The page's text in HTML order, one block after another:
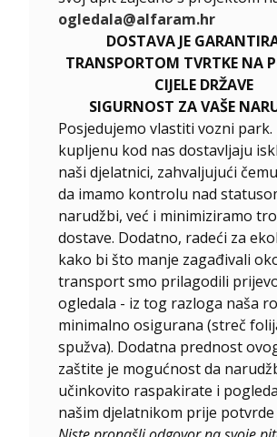
ogledala@alfaram.hr
DOSTAVA JE
TRANSPORTOM TVRTKE NA
CIJELE DRŽAVE
SIGURNOST ZA VAŠE
Posjedujemo vlastiti vozni park.
kupljenu kod nas dostavljaju
naši djelatnici, zahvaljujući
da imamo kontrolu nad
narudžbi, već i minimiziramo
dostave. Dodatno, radeći za
kako bi što manje zagađivali
transport smo prilagodili
ogledala - iz tog razloga naša
minimalno osigurana (streč
spužva). Dodatna prednost
zaštite je mogućnost da
učinkovito raspakirate i
našim djelatnikom prije